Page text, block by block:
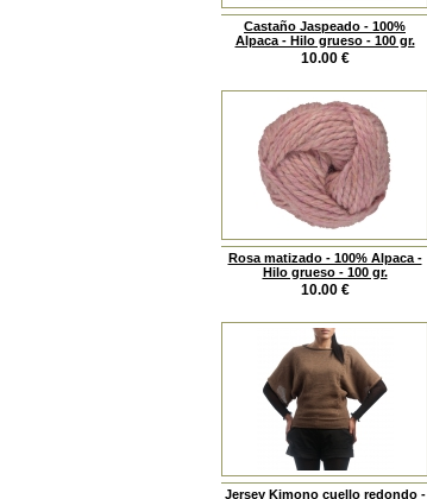
Castaño Jaspeado - 100%
Alpaca - Hilo grueso - 100 gr.
10.00 €
Rosa matizado - 100% Alpaca -
Hilo grueso - 100 gr.
10.00 €
Jersey Kimono cuello redondo -